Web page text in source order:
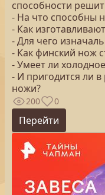
способности
- На что способны
- Как
- Для чего
- Как финский нож
- Умеет ли
- И пригодится ли
ножи?
200 0
Перейти